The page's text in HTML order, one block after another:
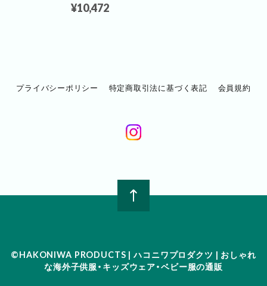
¥10,472
プライバシーポリシー 特定商取引法に基づく表記 会員規約
©︎HAKONIWA PRODUCTS | ハコニワプロダクツ | おしゃれ
な海外子供服・キッズウェア・ベビー服の通販